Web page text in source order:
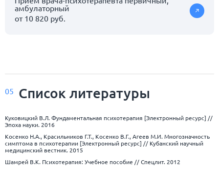
амбулаторный
от 10 820 руб.
05 Список литературы
Куковицкий В.Л. Фундаментальная психотерапия [Электронный ресурс] //
Эпоха науки. 2016
Косенко Н.А., Красильников Г.Т., Косенко В.Г., Агеев М.И. Многозначность
симптома в психотерапии [Электронный ресурс] // Кубанский научный
медицинский вестник. 2015
Шамрей В.К. Психотерапия: Учебное пособие // Спецлит. 2012